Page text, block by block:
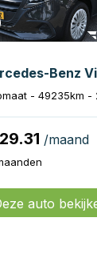
Benz
- 49235km -
/maand
auto